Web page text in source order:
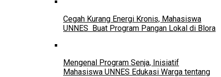
Cegah Kurang Energi Kronis, Mahasiswa
UNNES Buat Program Pangan Lokal di Blora
Mengenal Program Senja, Inisiatif
Mahasiswa UNNES Edukasi Warga tentang